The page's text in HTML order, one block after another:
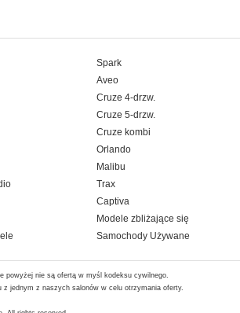
Spark
Aveo
Cruze 4-drzw.
Cruze 5-drzw.
Cruze kombi
Orlando
Malibu
Trax
Captiva
Modele zbliżające się
Samochody Używane
powyżej nie są ofertą w myśl kodeksu cywilnego.
z jednym z naszych salonów w celu otrzymania oferty.